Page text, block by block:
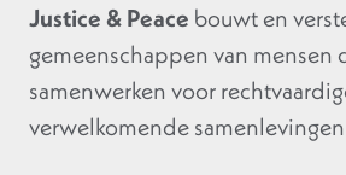
Justice & Peace bouwt en
gemeenschappen van mensen
samenwerken voor
verwelkomende